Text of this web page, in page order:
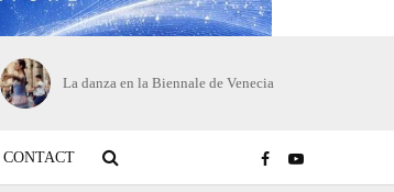
La danza en la Biennale de Venecia
CONTACT